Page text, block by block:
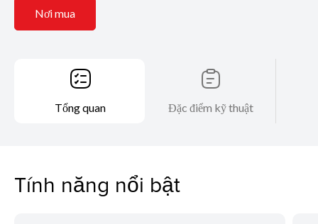
Nơi mua
Tổng quan Đặc điểm kỹ thuật
Tính năng nổi bật